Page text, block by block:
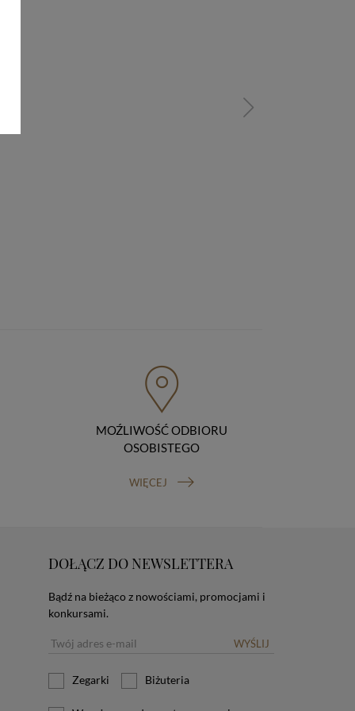
MOŹLIWOŚĆ ODBIORU
OSOBISTEGO
WIĘCEJ
DOŁĄCZ DO NEWSLETTERA
Bądź na bieżąco z nowościami, promocjami i
konkursami.
WYŚLIJ
Zegarki Biżuteria